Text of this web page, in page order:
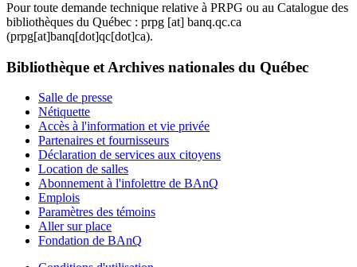
Pour toute demande technique relative à PRPG ou au Catalogue des
bibliothèques du Québec : prpg [at] banq.qc.ca
(prpg[at]banq[dot]qc[dot]ca).
Bibliothèque et Archives nationales du Québec
Salle de presse
Nétiquette
Accès à l'information et vie privée
Partenaires et fournisseurs
Déclaration de services aux citoyens
Location de salles
Abonnement à l'infolettre de BAnQ
Emplois
Paramètres des témoins
Aller sur place
Fondation de BAnQ